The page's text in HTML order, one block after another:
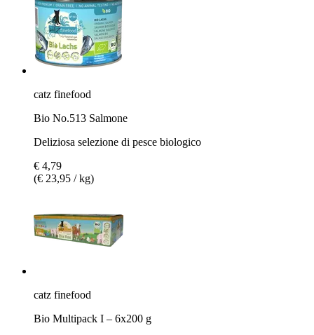
catz finefood
Bio No.513 Salmone
Deliziosa selezione di pesce biologico
€ 4,79
(€ 23,95 / kg)
catz finefood
Bio Multipack I – 6x200 g